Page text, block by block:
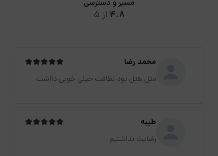
مسیر و دسترسی
4.8 از 5
محمد رضا
مثل هتل بود نظافت خیلی خوبی دااشت
طیبه
رضایت نداشتیم